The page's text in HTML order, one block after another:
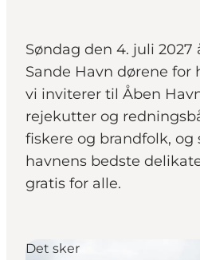
Planlæg ferien
Søndag den 4. juli 2027
Sande Havn dørene for
vi inviterer til Åben
rejekutter og
fiskere og brandfolk,
havnens bedste
gratis for alle.
Det sker